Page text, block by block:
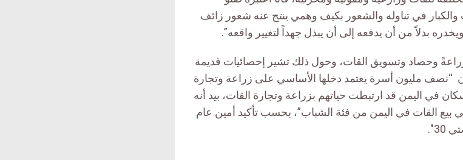
في تناوله والشعور بكيف وهمي ينتج عنه شعور زائف
بدلاً من أن يدفعه إلى أن يبذل جهداً لتغيير واقعه”.
وحصاد وتسويق القات، وحول ذلك تشير إحصائيات قديمة
“نصف مليون أسرة يعتمد دخلها الأساسي على زراعة وتجارة
من 20% من عدد السكان في اليمن قد ارتبطت حياتهم بزراعة وتجارة القات، بيد أنه
بيع القات في اليمن من فئة الشباب”، بحسب تأكيد أمين عام